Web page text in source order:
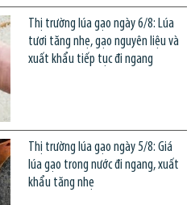
Thị trường lúa gạo ngày 6/8: Lúa
tươi tăng nhẹ, gạo nguyên liệu và
xuất khẩu tiếp tục đi ngang
Thị trường lúa gạo ngày 5/8: Giá
lúa gạo trong nước đi ngang, xuất
khẩu tăng nhẹ